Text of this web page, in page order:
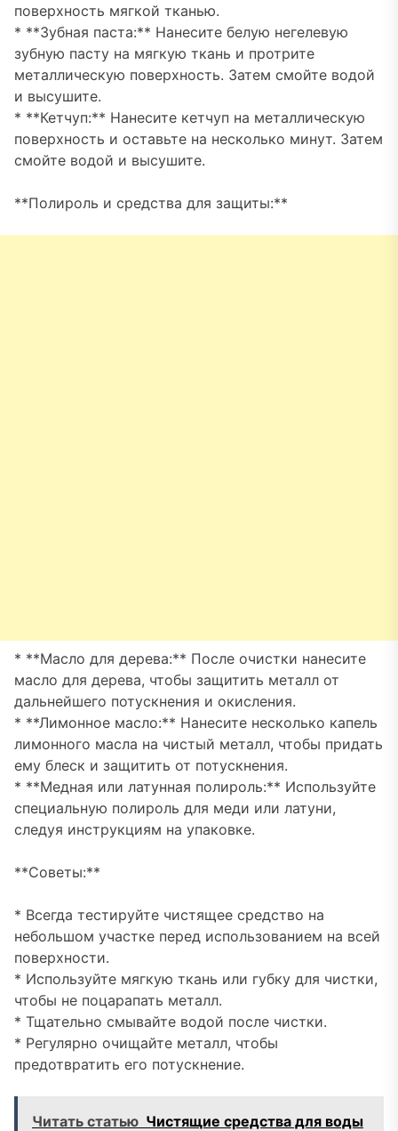
поверхность мягкой тканью.
* **Зубная паста:** Нанесите белую негелевую
зубную пасту на мягкую ткань и протрите
металлическую поверхность. Затем смойте водой
и высушите.
* **Кетчуп:** Нанесите кетчуп на металлическую
поверхность и оставьте на несколько минут. Затем
смойте водой и высушите.
**Полироль и средства для защиты:**
* **Масло для дерева:** После очистки нанесите
масло для дерева, чтобы защитить металл от
дальнейшего потускнения и окисления.
* **Лимонное масло:** Нанесите несколько капель
лимонного масла на чистый металл, чтобы придать
ему блеск и защитить от потускнения.
* **Медная или латунная полироль:** Используйте
специальную полироль для меди или латуни,
следуя инструкциям на упаковке.
**Советы:**
* Всегда тестируйте чистящее средство на
небольшом участке перед использованием на всей
поверхности.
* Используйте мягкую ткань или губку для чистки,
чтобы не поцарапать металл.
* Тщательно смывайте водой после чистки.
* Регулярно очищайте металл, чтобы
предотвратить его потускнение.
Читать статью Чистящие средства для воды